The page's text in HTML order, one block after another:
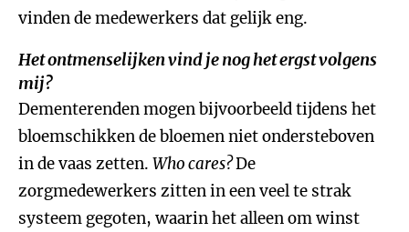
vinden de medewerkers dat gelijk eng.
Het ontmenselijken vind je nog het ergst volgens
mij?
Dementerenden mogen bijvoorbeeld tijdens het
bloemschikken de bloemen niet ondersteboven
in de vaas zetten. Who cares?De
zorgmedewerkers zitten in een veel te strak
systeem gegoten, waarin het alleen om winst